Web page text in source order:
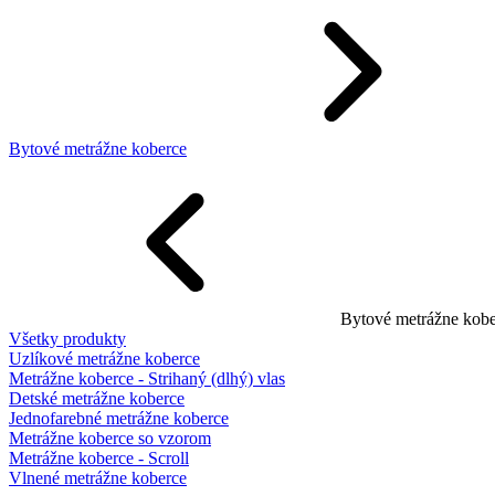
Bytové metrážne koberce
Bytové metrážne
Všetky produkty
Uzlíkové metrážne koberce
Metrážne koberce - Strihaný (dlhý) vlas
Detské metrážne koberce
Jednofarebné metrážne koberce
Metrážne koberce so vzorom
Metrážne koberce - Scroll
Vlnené metrážne koberce